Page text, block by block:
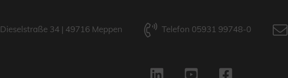
Dieselstraße 34 | 49716 Meppen Telefon 05931 99748-0